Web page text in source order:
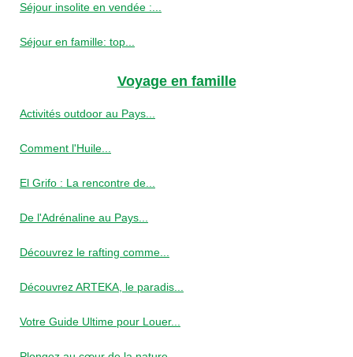
Séjour insolite en vendée :...
Séjour en famille: top...
Voyage en famille
Activités outdoor au Pays...
Comment l'Huile...
El Grifo : La rencontre de...
De l'Adrénaline au Pays...
Découvrez le rafting comme...
Découvrez ARTEKA, le paradis...
Votre Guide Ultime pour Louer...